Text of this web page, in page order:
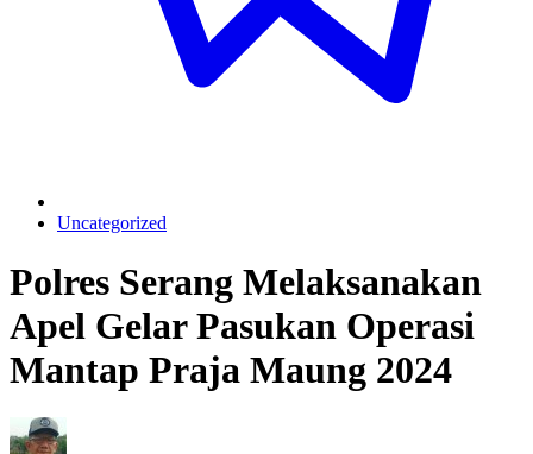
Uncategorized
Polres Serang Melaksanakan
Apel Gelar Pasukan Operasi
Mantap Praja Maung 2024